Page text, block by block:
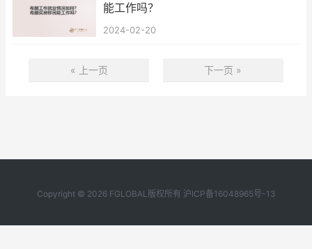
能工作吗？
2024-02-20
« 上一页 下一页 »
Copyright © 2026 FGLOBAL版权所有 沪ICP备16048965号-13